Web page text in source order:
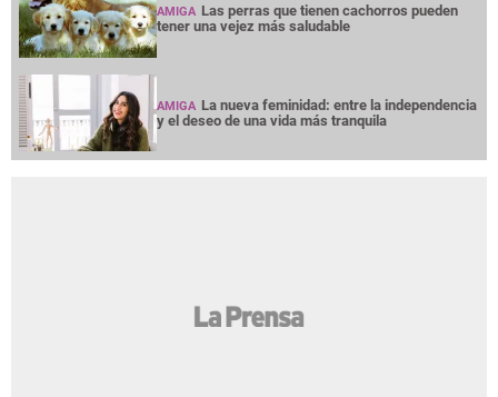
AMIGA Las perras que tienen cachorros pueden
tener una vejez más saludable
AMIGA La nueva feminidad: entre la independencia
y el deseo de una vida más tranquila